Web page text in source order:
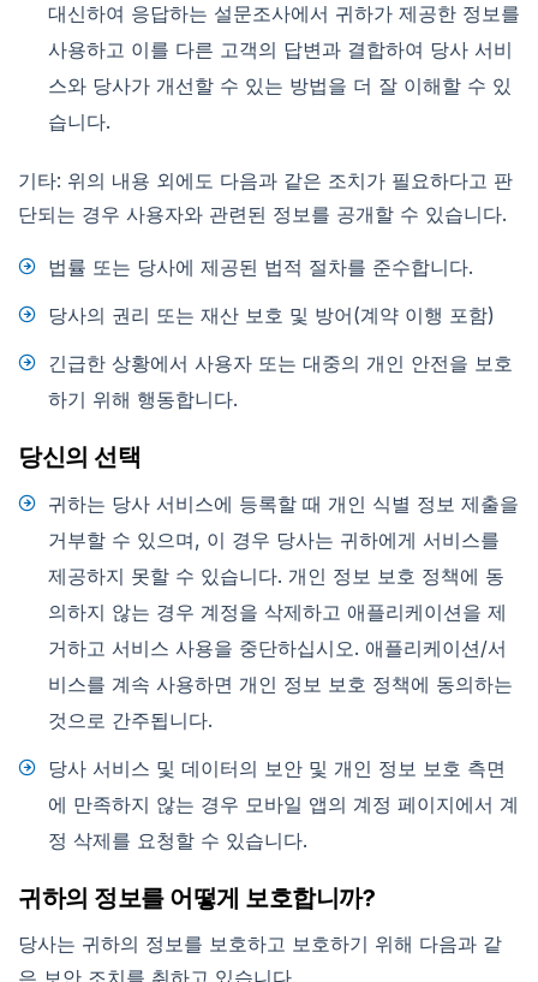
대신하여 응답하는 설문조사에서 귀하가 제공한 정보를
사용하고 이를 다른 고객의 답변과 결합하여 당사 서비
스와 당사가 개선할 수 있는 방법을 더 잘 이해할 수 있
습니다.
기타: 위의 내용 외에도 다음과 같은 조치가 필요하다고 판
단되는 경우 사용자와 관련된 정보를 공개할 수 있습니다.
법률 또는 당사에 제공된 법적 절차를 준수합니다.
당사의 권리 또는 재산 보호 및 방어(계약 이행 포함)
긴급한 상황에서 사용자 또는 대중의 개인 안전을 보호
하기 위해 행동합니다.
당신의 선택
귀하는 당사 서비스에 등록할 때 개인 식별 정보 제출을
거부할 수 있으며, 이 경우 당사는 귀하에게 서비스를
제공하지 못할 수 있습니다. 개인 정보 보호 정책에 동
의하지 않는 경우 계정을 삭제하고 애플리케이션을 제
거하고 서비스 사용을 중단하십시오. 애플리케이션/서
비스를 계속 사용하면 개인 정보 보호 정책에 동의하는
것으로 간주됩니다.
당사 서비스 및 데이터의 보안 및 개인 정보 보호 측면
에 만족하지 않는 경우 모바일 앱의 계정 페이지에서 계
정 삭제를 요청할 수 있습니다.
귀하의 정보를 어떻게 보호합니까?
당사는 귀하의 정보를 보호하고 보호하기 위해 다음과 같